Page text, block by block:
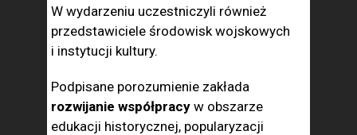
W wydarzeniu uczestniczyli również
przedstawiciele środowisk wojskowych
i instytucji kultury.
Podpisane porozumienie zakłada
rozwijanie współpracy w obszarze
edukacji historycznej, popularyzacji